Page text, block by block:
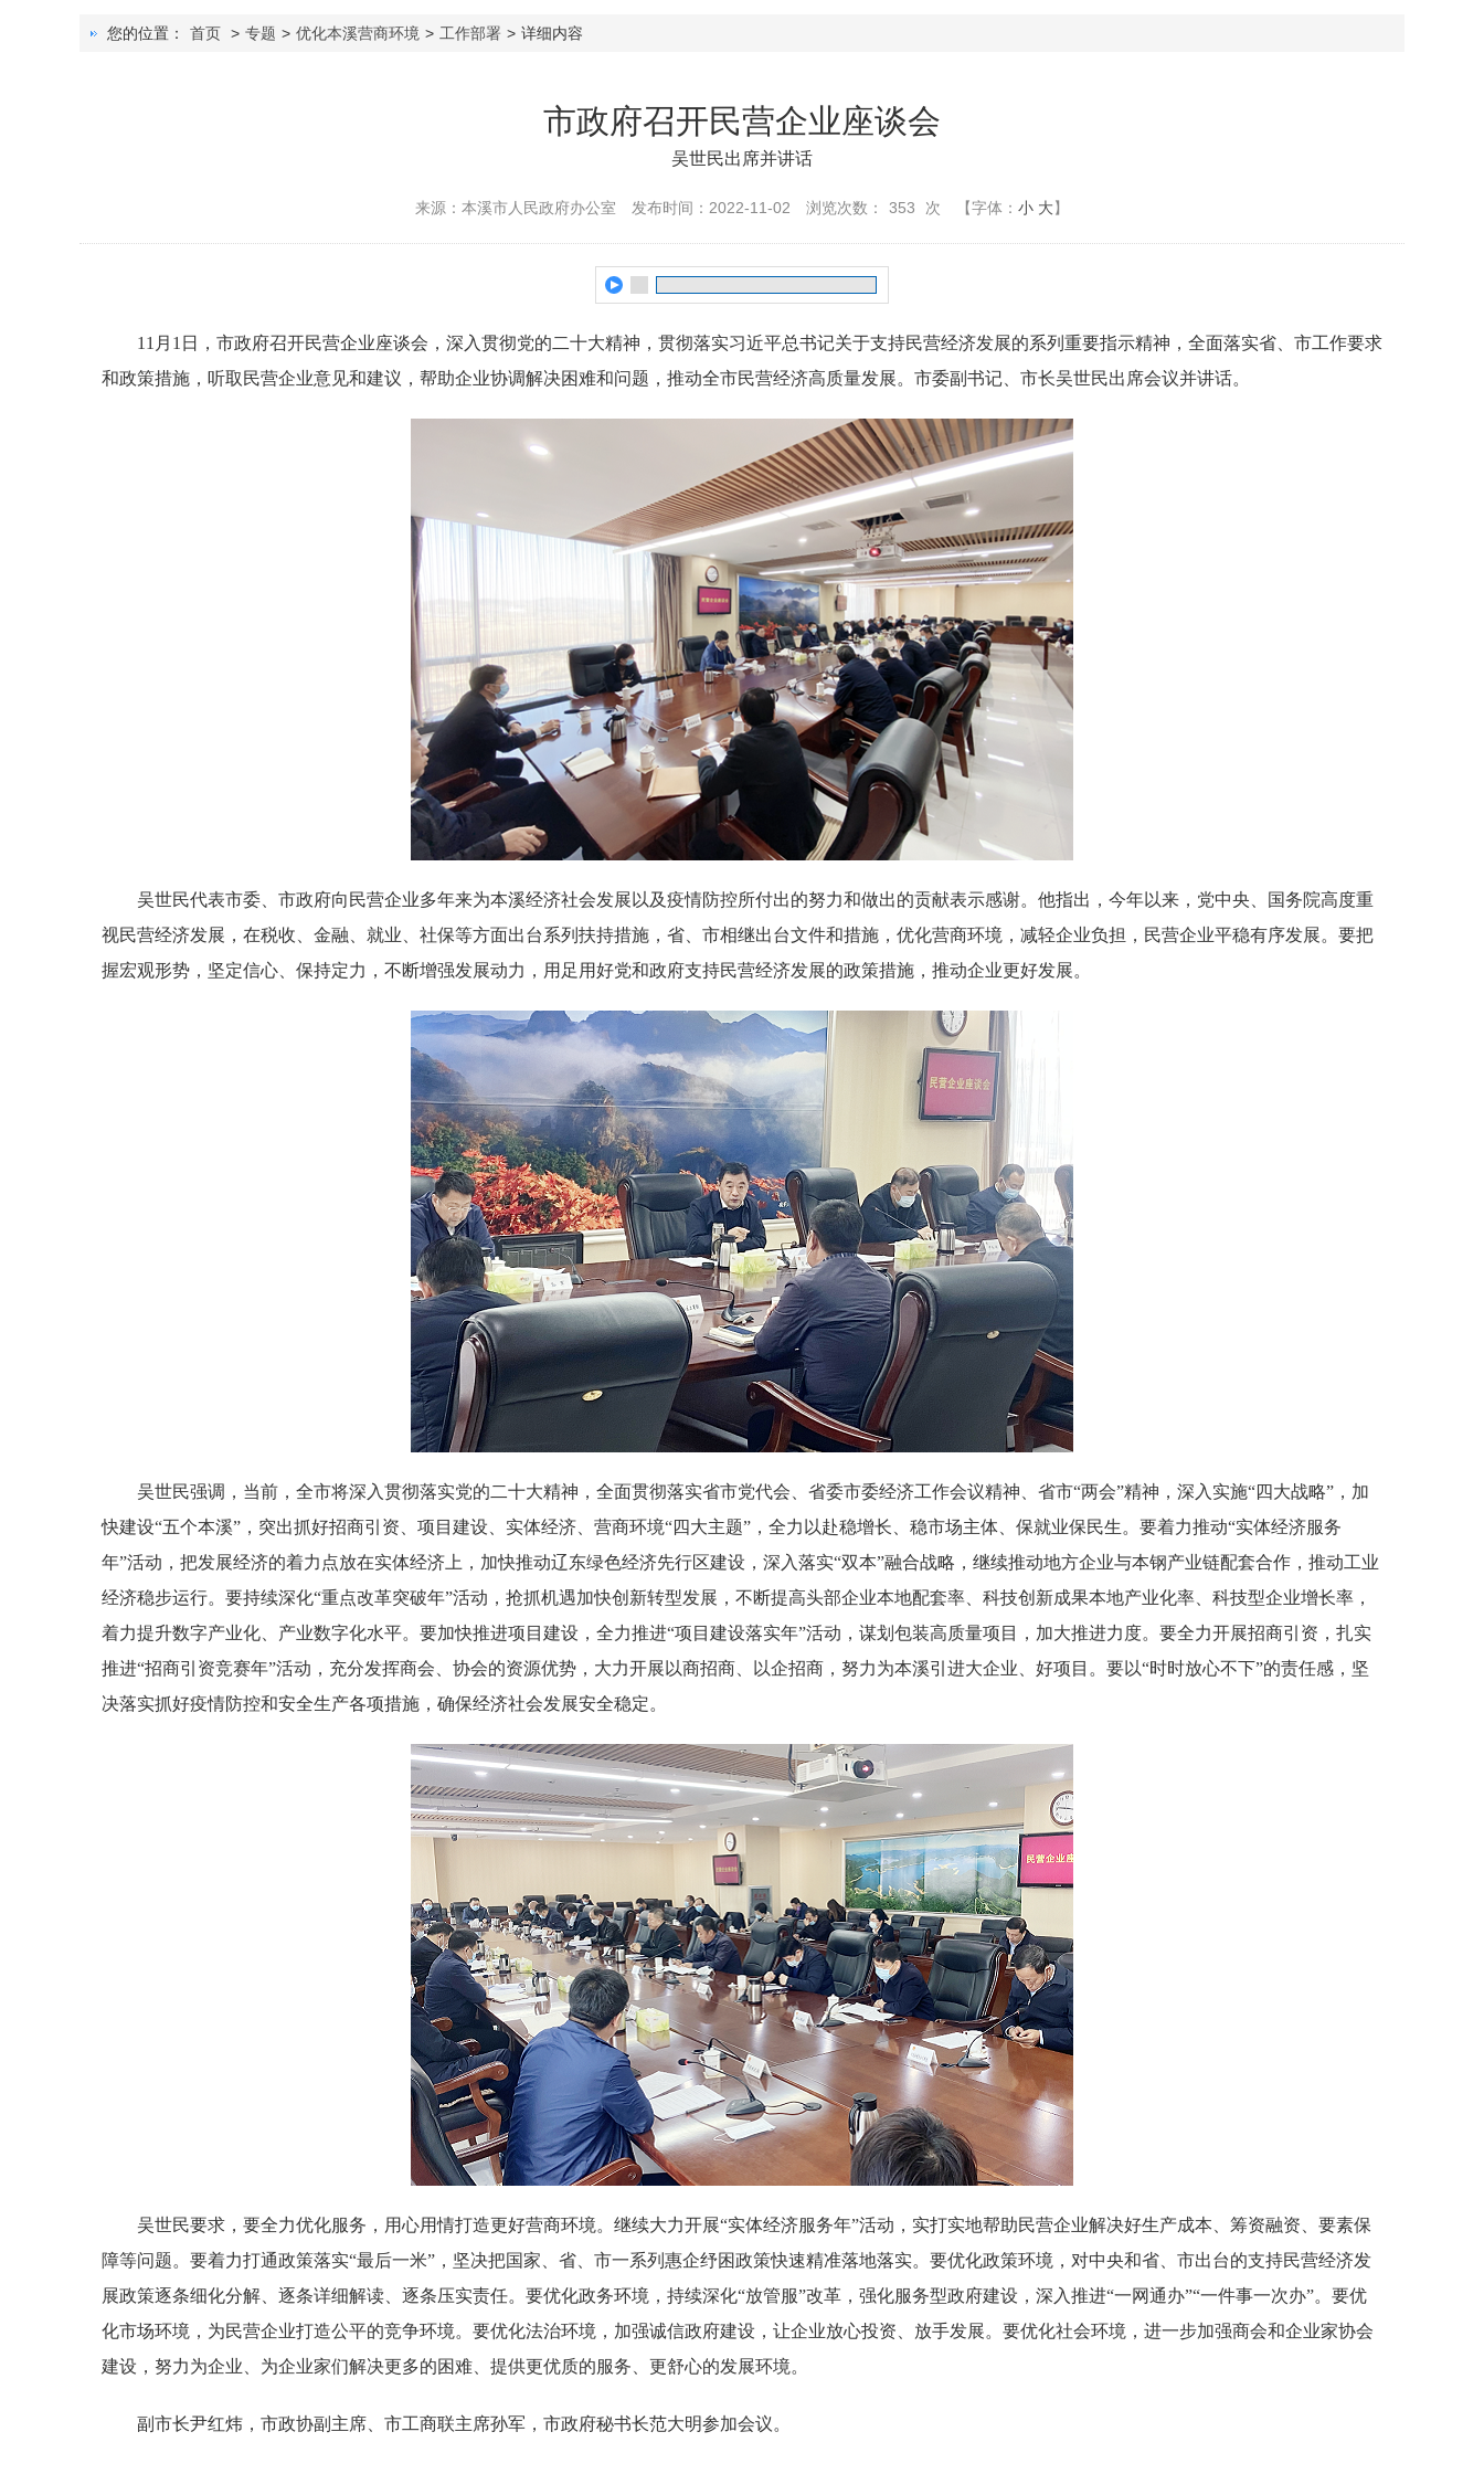
您的位置： 首页 > 专题 > 优化本溪营商环境 > 工作部署 > 详细内容
市政府召开民营企业座谈会
吴世民出席并讲话
来源：本溪市人民政府办公室 发布时间：2022-11-02 浏览次数： 353 次 【字体： 小 大】
11月1日，市政府召开民营企业座谈会，深入贯彻党的二十大精神，贯彻落实习近平总书记关于支持民营经济发展的系列重要指示精神，全面落实省、市工作要求
和政策措施，听取民营企业意见和建议，帮助企业协调解决困难和问题，推动全市民营经济高质量发展。市委副书记、市长吴世民出席会议并讲话。
吴世民代表市委、市政府向民营企业多年来为本溪经济社会发展以及疫情防控所付出的努力和做出的贡献表示感谢。他指出，今年以来，党中央、国务院高度重
视民营经济发展，在税收、金融、就业、社保等方面出台系列扶持措施，省、市相继出台文件和措施，优化营商环境，减轻企业负担，民营企业平稳有序发展。要把
握宏观形势，坚定信心、保持定力，不断增强发展动力，用足用好党和政府支持民营经济发展的政策措施，推动企业更好发展。
吴世民强调，当前，全市将深入贯彻落实党的二十大精神，全面贯彻落实省市党代会、省委市委经济工作会议精神、省市“两会”精神，深入实施“四大战略”，加
快建设“五个本溪”，突出抓好招商引资、项目建设、实体经济、营商环境“四大主题”，全力以赴稳增长、稳市场主体、保就业保民生。要着力推动“实体经济服务
年”活动，把发展经济的着力点放在实体经济上，加快推动辽东绿色经济先行区建设，深入落实“双本”融合战略，继续推动地方企业与本钢产业链配套合作，推动工业
经济稳步运行。要持续深化“重点改革突破年”活动，抢抓机遇加快创新转型发展，不断提高头部企业本地配套率、科技创新成果本地产业化率、科技型企业增长率，
着力提升数字产业化、产业数字化水平。要加快推进项目建设，全力推进“项目建设落实年”活动，谋划包装高质量项目，加大推进力度。要全力开展招商引资，扎实
推进“招商引资竞赛年”活动，充分发挥商会、协会的资源优势，大力开展以商招商、以企招商，努力为本溪引进大企业、好项目。要以“时时放心不下”的责任感，坚
决落实抓好疫情防控和安全生产各项措施，确保经济社会发展安全稳定。
吴世民要求，要全力优化服务，用心用情打造更好营商环境。继续大力开展“实体经济服务年”活动，实打实地帮助民营企业解决好生产成本、筹资融资、要素保
障等问题。要着力打通政策落实“最后一米”，坚决把国家、省、市一系列惠企纾困政策快速精准落地落实。要优化政策环境，对中央和省、市出台的支持民营经济发
展政策逐条细化分解、逐条详细解读、逐条压实责任。要优化政务环境，持续深化“放管服”改革，强化服务型政府建设，深入推进“一网通办”“一件事一次办”。要优
化市场环境，为民营企业打造公平的竞争环境。要优化法治环境，加强诚信政府建设，让企业放心投资、放手发展。要优化社会环境，进一步加强商会和企业家协会
建设，努力为企业、为企业家们解决更多的困难、提供更优质的服务、更舒心的发展环境。
副市长尹红炜，市政协副主席、市工商联主席孙军，市政府秘书长范大明参加会议。